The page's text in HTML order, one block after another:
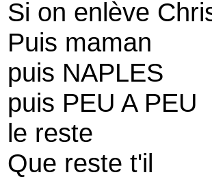
Si on enlève
Puis maman
puis NAPLES
puis PEU A PEU
le reste
Que reste t'il